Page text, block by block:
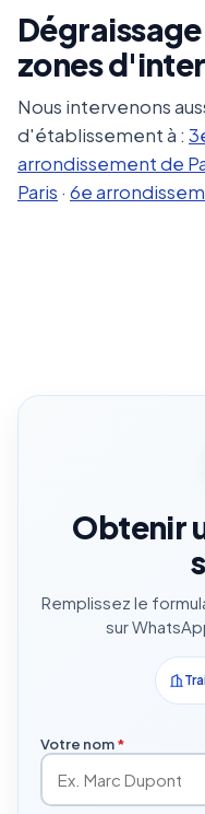
zones
Nous intervenons
d'établissement à :
arrondissement de
Paris · 6e
Obtenir
Remplissez le
sur
Votre nom*